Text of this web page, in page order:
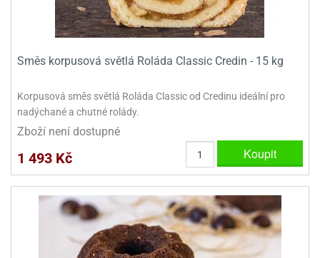
Směs korpusová světlá Roláda Classic Credin - 15 kg
Korpusová směs světlá Roláda Classic od Credinu ideální pro
nadýchané a chutné rolády.
Zboží není dostupné
1 493 Kč Koupit